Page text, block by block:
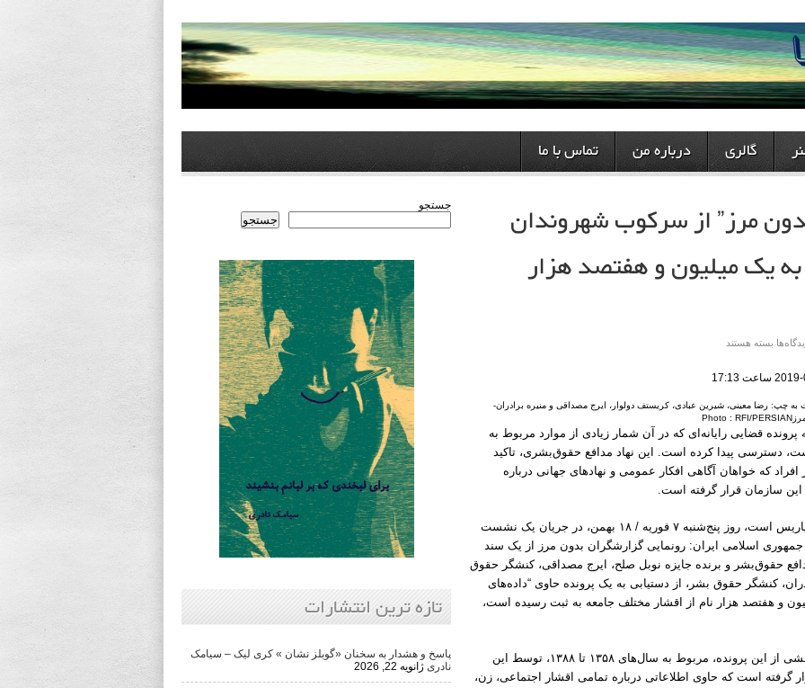
گالری درباره من تماس با ما
مرز” از سرکوب شهروندان
به یک میلیون و هفتصد هزار
بسته هستند
به چپ: رضا معینی، شیرین عبادی، کریستف دولوار، ایرج مصداقی و منیره برادران-
Photo : RFI/PERSIAN
قضایی رایانه‌ای که در آن شمار زیادی از موارد مربوط به
دسترسی پیدا کرده است. این نهاد مدافع حقوق‌بشری، تاکید
که خواهان آگاهی افکار عمومی و نهادهای جهانی درباره
این سازمان قرار گرفته است.
سازمان گزارشگران بدون مرز که مقر آن در پاریس است، روز پنج‌شنبه ۷ فوریه / ۱۸ بهمن، در جریان یک نشست
سال دروغ حکومت جمهوری اسلامی ایران: رونمایی گزارشگران بدون مرز از یک سند
حقوق‌بشر و برنده جایزه نوبل صلح، ایرج مصداقی، کنشگر حقوق
کنشگر حقوق بشر، از دستیابی به یک پرونده حاوی “داده‌های
و هفتصد هزار نام از اقشار مختلف جامعه به ثبت رسیده است،
سازمان گزارشگران بدون مرز تاکید می‌کند بخشی از این پرونده، مربوط به سال‌های ۱۳۵۸ تا ۱۳۸۸، توسط این
گرفته است که حاوی اطلاعاتی درباره تمامی اقشار اجتماعی، زن،
جستجو
جستجو
تازه ترین انتشارات
پاسخ و هشدار به سخنان «گوبلز نشان » کری لیک – سیامک
نادری ژانویه 22, 2026